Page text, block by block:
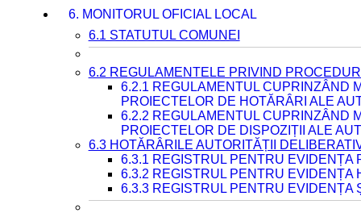
6. MONITORUL OFICIAL LOCAL
6.1 STATUTUL COMUNEI
6.2 REGULAMENTELE PRIVIND
6.2.1 REGULAMENTUL CUPRINZÂND
PROIECTELOR DE HOTĂRÂRI ALE
6.2.2 REGULAMENTUL CUPRINZÂND
PROIECTELOR DE DISPOZIȚII ALE
6.3 HOTĂRÂRILE AUTORITĂȚII
6.3.1 REGISTRUL PENTRU EVIDENȚA
6.3.2 REGISTRUL PENTRU EVIDENȚA
6.3.3 REGISTRUL PENTRU EVIDENȚA